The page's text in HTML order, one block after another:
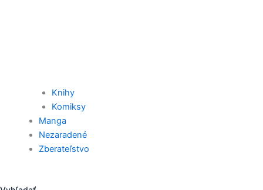
Knihy
Komiksy
Manga
Nezaradené
Zberateľstvo